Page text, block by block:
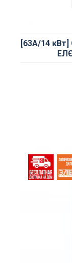
[63А/14 кВт]